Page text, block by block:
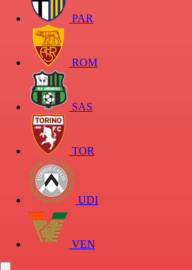
PAR
ROM
SAS
TOR
UDI
VEN